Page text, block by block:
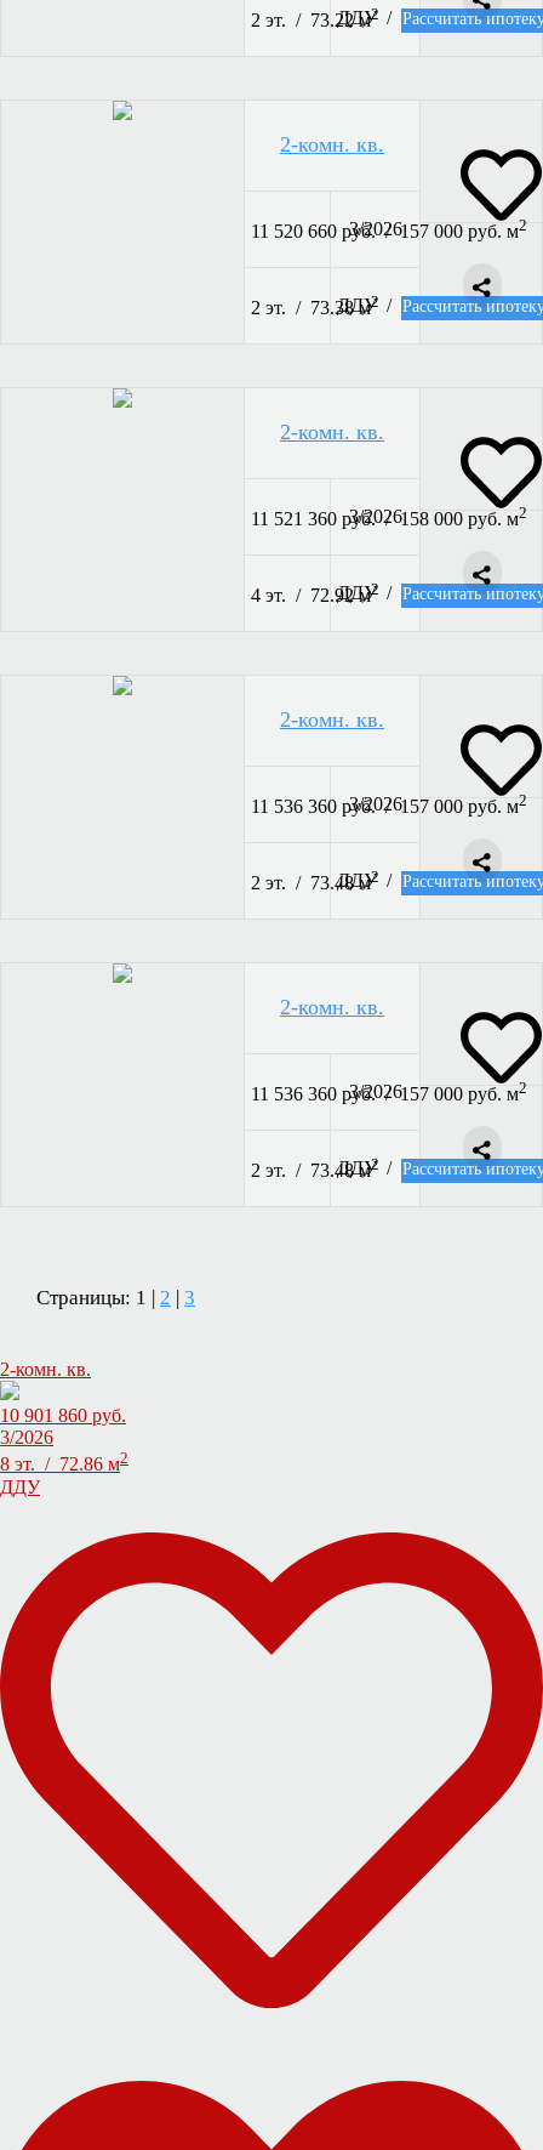
2 эт. / 73.22 м2
ДДУ / Рассчитать
2-комн. кв.
11 520 660 руб. / 157 000 руб. м2
3/2026
2 эт. / 73.38 м2
ДДУ / Рассчитать
2-комн. кв.
11 521 360 руб. / 158 000 руб. м2
3/2026
4 эт. / 72.92 м2
ДДУ / Рассчитать
2-комн. кв.
11 536 360 руб. / 157 000 руб. м2
3/2026
2 эт. / 73.48 м2
ДДУ / Рассчитать
2-комн. кв.
11 536 360 руб. / 157 000 руб. м2
3/2026
2 эт. / 73.48 м2
ДДУ / Рассчитать
Страницы: 1 | 2 3
2-комн. кв.
10 901 860 руб.
3/2026
8 эт. / 72.86 м2
ДДУ